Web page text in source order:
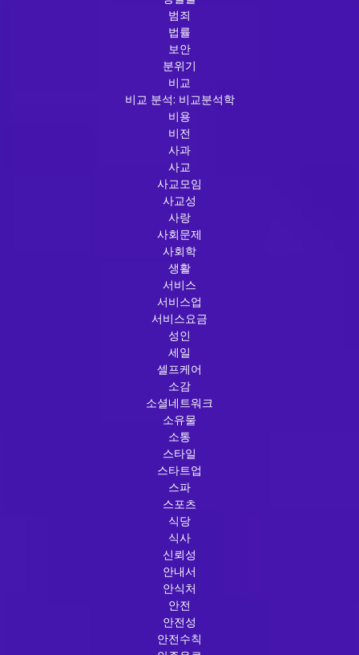
범죄
법률
보안
분위기
비교
비교 분석: 비교분석학
비용
비전
사과
사교
사교모임
사교성
사랑
사회문제
사회학
생활
서비스
서비스업
서비스요금
성인
세일
셀프케어
소감
소셜네트워크
소유물
소통
스타일
스타트업
스파
스포츠
식당
식사
신뢰성
안내서
안식처
안전
안전성
안전수칙